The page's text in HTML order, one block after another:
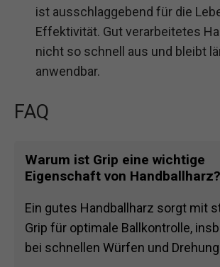
ist ausschlaggebend für die
Effektivität. Gut verarbeitetes
nicht so schnell aus und bleibt
anwendbar.
FAQ
Warum ist Grip eine wichtige
Eigenschaft von Handballharz?
Ein gutes Handballharz sorgt mit
Grip für optimale Ballkontrolle,
bei schnellen Würfen und